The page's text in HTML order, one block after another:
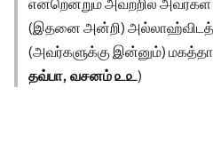
(இதனை அன்றி)
(அவர்களுக்கு இன்னும்)
தவ்பா, வசனம் ௨௨)